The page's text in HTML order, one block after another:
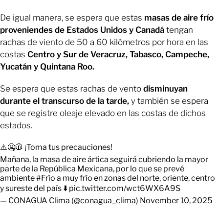
De igual manera, se espera que estas masas de aire frío
proveniendes de Estados Unidos y Canadá tengan
rachas de viento de 50 a 60 kilómetros por hora en las
costas Centro y Sur de Veracruz, Tabasco, Campeche,
Yucatán y Quintana Roo.
Se espera que estas rachas de vento disminuyan
durante el transcurso de la tarde, y también se espera
que se registre oleaje elevado en las costas de dichos
estados.
⚠️🥶🧥 ¡Toma tus precauciones!
Mañana, la masa de aire ártica seguirá cubriendo la mayor
parte de la República Mexicana, por lo que se prevé
ambiente#Frío a muy frío en zonas del norte, oriente, centro
y sureste del país ⬇️ pic.twitter.com/wct6WX6A9S
— CONAGUA Clima (@conagua_clima) November 10, 2025